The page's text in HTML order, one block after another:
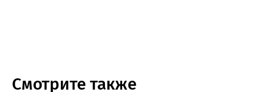
Смотрите также